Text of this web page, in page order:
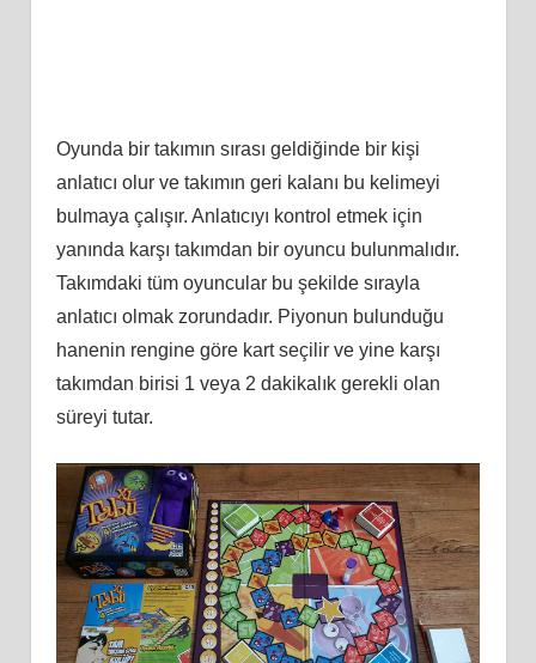
Oyunda bir takımın sırası geldiğinde bir kişi
anlatıcı olur ve takımın geri kalanı bu kelimeyi
bulmaya çalışır. Anlatıcıyı kontrol etmek için
yanında karşı takımdan bir oyuncu bulunmalıdır.
Takımdaki tüm oyuncular bu şekilde sırayla
anlatıcı olmak zorundadır. Piyonun bulunduğu
hanenin rengine göre kart seçilir ve yine karşı
takımdan birisi 1 veya 2 dakikalık gerekli olan
süreyi tutar.